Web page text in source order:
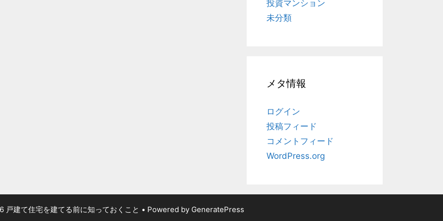
投資マンション
未分類
メタ情報
ログイン
投稿フィード
コメントフィード
WordPress.org
戸建て住宅を建てる前に知っておくこと • Powered by GeneratePress